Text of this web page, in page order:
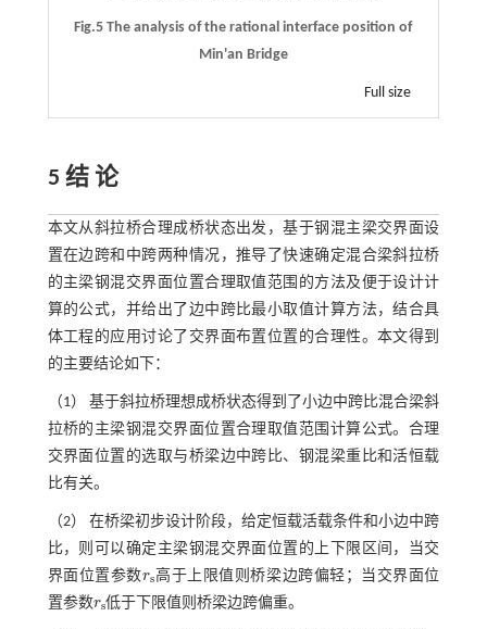
Fig.5 The analysis of the rational interface position of
Min'an Bridge
Full size
5 结 论
本文从斜拉桥合理成桥状态出发，基于钢混主梁交界面设
置在边跨和中跨两种情况，推导了快速确定混合梁斜拉桥
的主梁钢混交界面位置合理取值范围的方法及便于设计计
算的公式，并给出了边中跨比最小取值计算方法，结合具
体工程的应用讨论了交界面布置位置的合理性。本文得到
的主要结论如下：
（1） 基于斜拉桥理想成桥状态得到了小边中跨比混合梁斜
拉桥的主梁钢混交界面位置合理取值范围计算公式。合理
交界面位置的选取与桥梁边中跨比、钢混梁重比和活恒载
比有关。
（2） 在桥梁初步设计阶段，给定恒载活载条件和小边中跨
比，则可以确定主梁钢混交界面位置的上下限区间，当交
界面位置参数rs
rs 高于上限值则桥梁边跨偏轻；当交界面位
置参数rs
rs低于下限值则桥梁边跨偏重。